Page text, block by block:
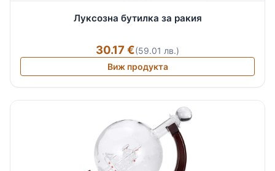
Луксозна бутилка за ракия
30.17 €(59.01 лв.)
Виж продукта